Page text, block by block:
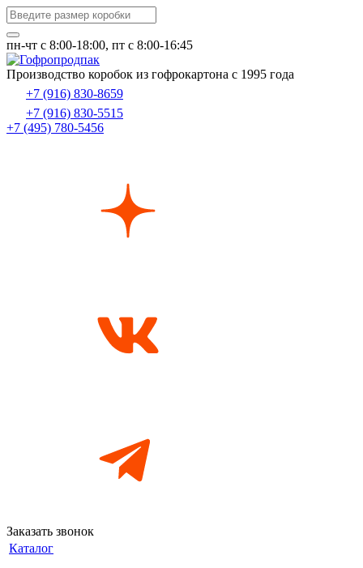
пн-чт c 8:00-18:00, пт с 8:00-16:45
Производство коробок из гофрокартона с 1995 года
+7 (916) 830-8659
+7 (916) 830-5515
+7 (495) 780-5456
Заказать звонок
Каталог